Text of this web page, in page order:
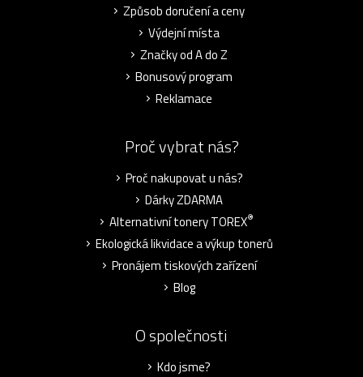
Způsob doručení a ceny
Výdejní místa
Značky od A do Z
Bonusový program
Reklamace
Proč vybrat nás?
Proč nakupovat u nás?
Dárky ZDARMA
Alternativní tonery TOREX®
Ekologická likvidace a výkup tonerů
Pronájem tiskových zařízení
Blog
O společnosti
Kdo jsme?